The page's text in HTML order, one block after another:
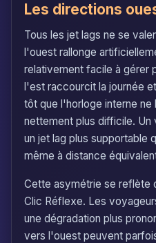
Les directions
Tous les jet lags ne se
l'ouest rallonge
relativement facile à gérer
l'est raccourcit la journée
tôt que l'horloge interne
nettement plus difficile.
un jet lag plus supportable
même à distance
Cette asymétrie se reflète
Clic Réflexe. Les
une dégradation plus
vers l'ouest peuvent